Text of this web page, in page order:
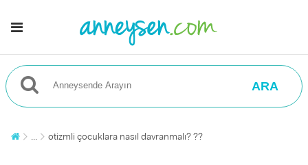
ARA
... otizmli çocuklara nasıl davranmalı? ??